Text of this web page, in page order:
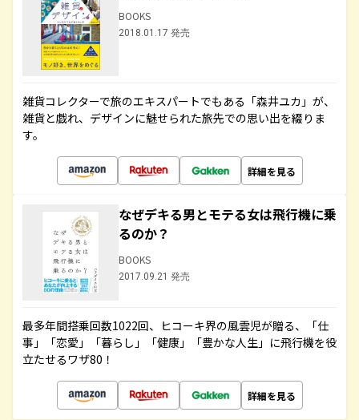
BOOKS
2018.01.17 発売
雑貨コレクターで旅のエキスパートでもある「森井ユカ」が、
雑貨と戯れ、デザインに魅せられた旅先での思い出を綴りま
す。
詳細を見る
なぜデキる男とモテる女は飛行機に乗
るのか？
BOOKS
2017.09.21 発売
最多年間搭乗回数1022回、ヒコーキ界の風雲児が贈る、「仕
事」「恋愛」「暮らし」「健康」「豊かな人生」に飛行機を役
立たせるワザ80！
詳細を見る